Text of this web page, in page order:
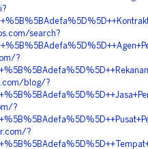
search?
?
blog/?
?
?